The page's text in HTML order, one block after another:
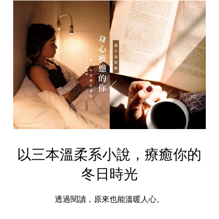
以三本溫柔系小說，療癒你的
冬日時光
透過閱讀，原來也能溫暖人心。